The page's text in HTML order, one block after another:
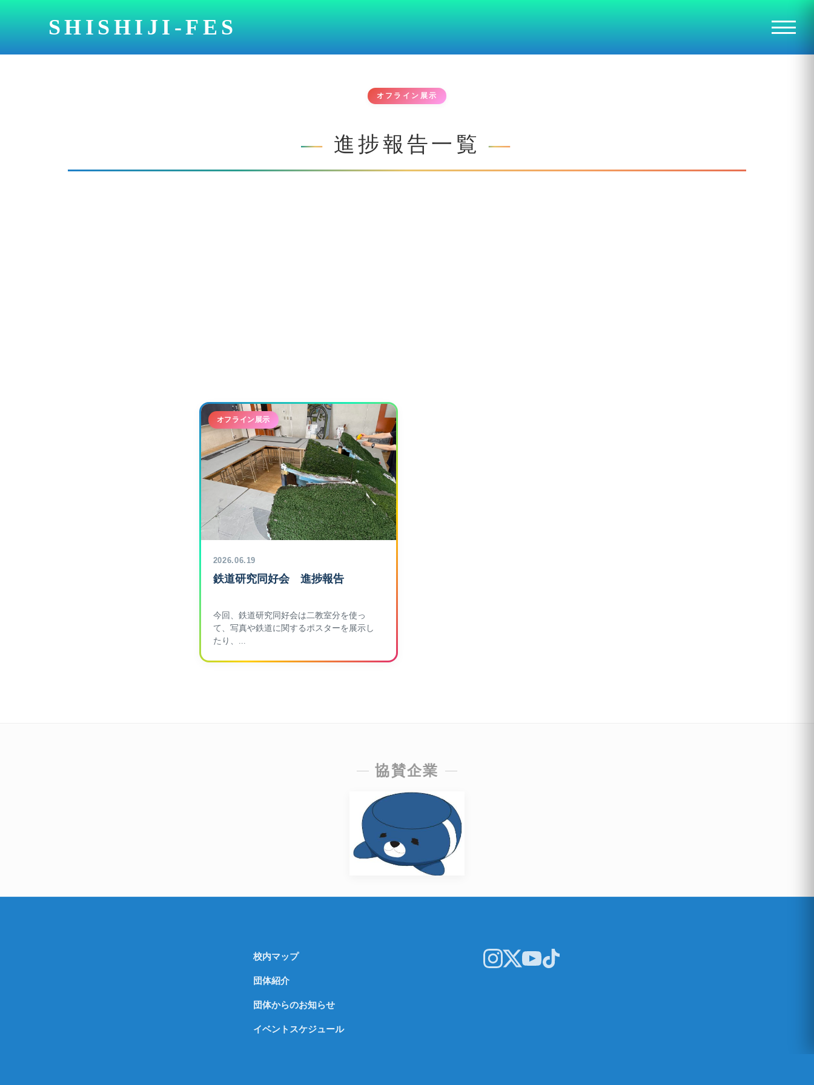
SHISHIJI-FES
オフライン展示
進捗報告一覧
オフライン展示
2026.06.19
鉄道研究同好会 進捗報告
今回、鉄道研究同好会は二教室分を使っ
て、写真や鉄道に関するポスターを展示し
たり、...
協賛企業
校内マップ
団体紹介
団体からのお知らせ
イベントスケジュール